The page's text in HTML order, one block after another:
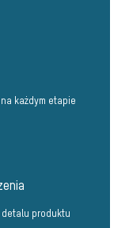
każdym etapie
produktu